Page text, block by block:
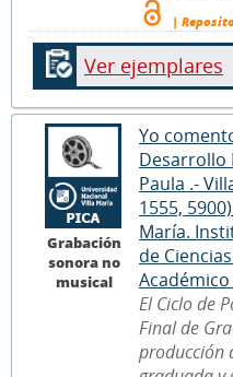
|
Ver ejemplares
Grabación
sonora no
musical
Yo
Desarrollo
Paula .-
1555,
María.
de
El Ciclo de
Final de
producción